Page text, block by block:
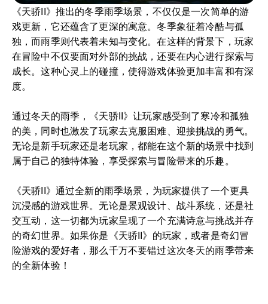
《天骄II》推出的冬季雨季场景，不仅仅是一次简单的游
戏更新，它还蕴含了更深的寓意。冬季象征着冷酷与孤
独，而雨季则代表着未知与变化。在这样的背景下，玩家
在冒险中不仅要面对外部的挑战，还要在内心进行探索与
成长。这种心灵上的碰撞，使得游戏体验更加丰富和有深
度。
通过冬天的雨季，《天骄II》让玩家感受到了寒冷和孤独
的美，同时也激发了玩家去克服困难、迎接挑战的勇气。
无论是新手玩家还是老玩家，都能在这个新的场景中找到
属于自己的独特体验，享受探索与冒险带来的乐趣。
《天骄II》通过全新的雨季场景，为玩家提供了一个更具
沉浸感的游戏世界。无论是景观设计、战斗系统，还是社
交互动，这一切都为玩家呈现了一个充满诗意与挑战并存
的奇幻世界。如果你是《天骄II》的玩家，或者是奇幻冒
险游戏的爱好者，那么千万不要错过这次冬天的雨季带来
的全新体验！